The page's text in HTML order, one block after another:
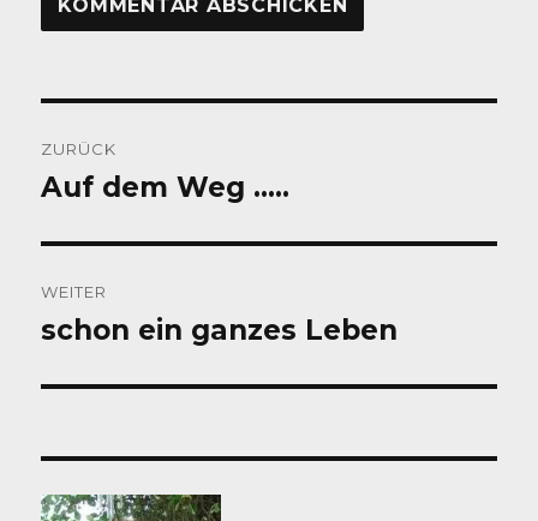
ZURÜCK
Vorheriger
Auf dem Weg …..
WEITER
Nächster
schon ein ganzes Leben